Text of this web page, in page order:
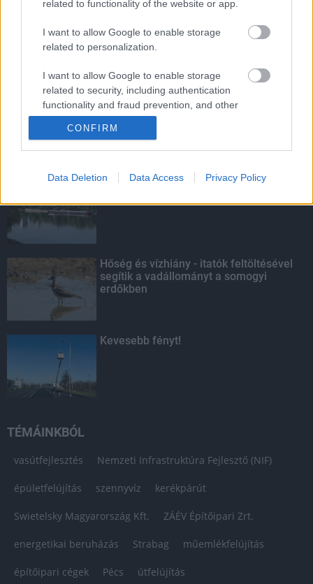
related to functionality of the website or app.
I want to allow Google to enable storage
related to personalization.
I want to allow Google to enable storage
related to security, including authentication
functionality and fraud prevention, and other
user protection.
CONFIRM
Data Deletion Data Access Privacy Policy
világbajnoki mezőnyt
barangolhatja be a Balatont
Megérkezett az eső a Duna
Hőség és vízhiány - itatók feltöltésével
segítik a vadállományt a somogyi
erdőkben
Kevesebb fényt!
TÉMÁINKBÓL
vasútfejlesztés Nemzeti Infrastruktúra Fejlesztő (NIF)
épületfelújítás szennyvíz kerékpárút
Swietelsky Magyarország Kft. ZÁÉV Építőipari Zrt.
energetikai beruházás Strabag műemlékfelújítás
építőipari cégek Pécs útfelújítás